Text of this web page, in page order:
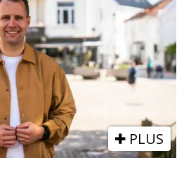
PLUS